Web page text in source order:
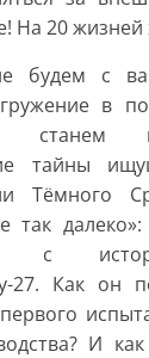
На 20 жизней
будем с
в
станем
тайны
Тёмного
так
с
27. Как он
И